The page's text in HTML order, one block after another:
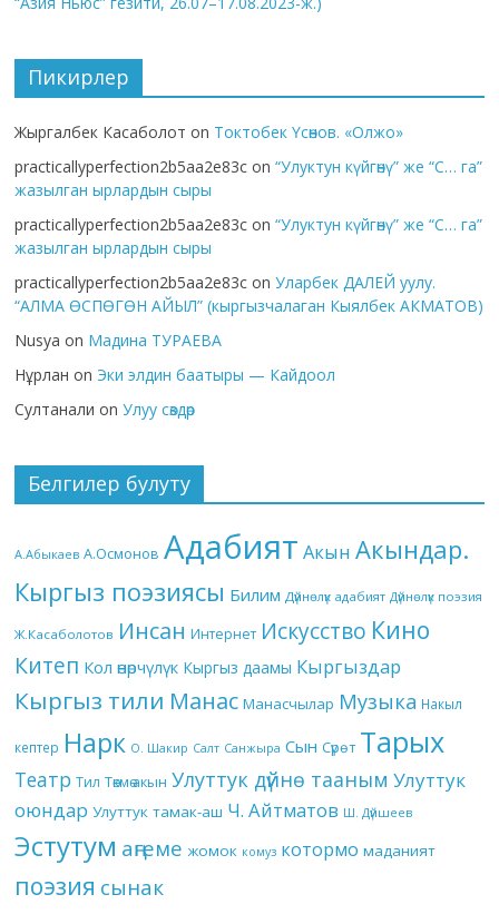
Пикирлер
Жыргалбек Касаболот on Токтобек Үсөнов. «Олжо»
practicallyperfection2b5aa2e83c on“Улуктун күйгөнү” же “С… га”
жазылган ырлардын сыры
practicallyperfection2b5aa2e83c on“Улуктун күйгөнү” же “С… га”
жазылган ырлардын сыры
practicallyperfection2b5aa2e83c onУларбек ДАЛЕЙ уулу.
“АЛМА ӨСПӨГӨН АЙЫЛ” (кыргызчалаган Кыялбек АКМАТОВ)
Nusya on Мадина ТУРАЕВА
Нұрлан on Эки элдин баатыры — Кайдоол
Султанали onУлуу сөздөр
Белгилер булуту
А.Абыкаев А.Осмонов Адабият Акын Акындар.
Кыргыз поэзиясы Билим Дүйнөлүк адабият Дүйнөлүк поэзия
Ж.Касаболотов Инсан Интернет Искусство Кино
Китеп Кол өнөрчүлүк Кыргыз даамы Кыргыздар
Кыргыз тили Манас Манасчылар Музыка Накыл
кептер Нарк О. Шакир Салт Санжыра Сын Сүрөт Тарых
Театр Тил Төкмө акын Улуттук дүйнө тааным Улуттук
оюндар Улуттук тамак-аш Ч. Айтматов Ш. Дүйшеев
Эстутум аңгеме жомок комуз котормо маданият
поэзия сынак